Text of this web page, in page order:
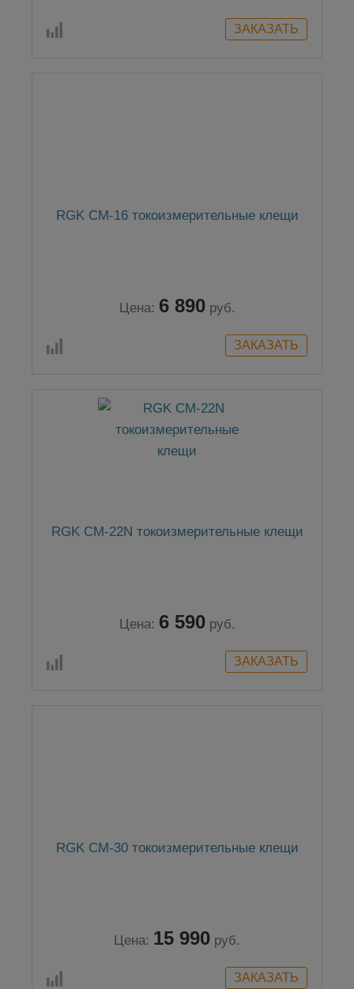
RGK CM-16 токоизмерительные клещи
Цена: 6 890 руб.
RGK CM-22N токоизмерительные клещи
Цена: 6 590 руб.
RGK CM-30 токоизмерительные клещи
Цена: 15 990 руб.